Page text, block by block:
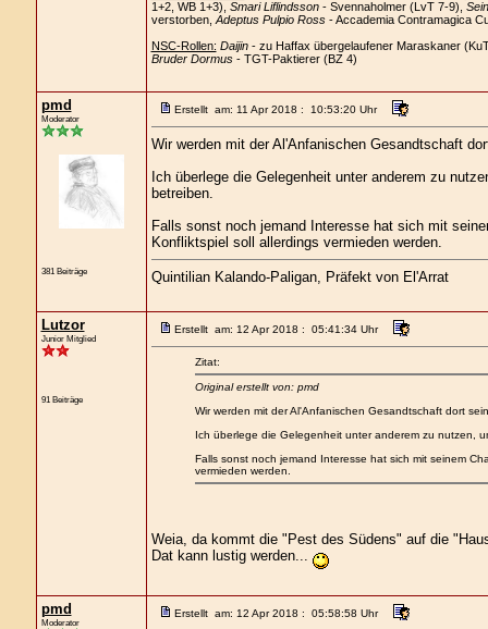
1+2, WB 1+3), Smari Liflindsson- Svennaholmer (LvT 7-9),
verstorben, Adeptus Pulpio Ross- Accademia Contramagica
NSC-Rollen: Daijin- zu Haffax übergelaufener Maraskaner
Bruder Dormus- TGT-Paktierer (BZ 4)
pmd
Moderator
381 Beiträge
Erstellt am: 11 Apr 2018 : 10:53:20 Uhr
Wir werden mit der Al'Anfanischen Gesandtschaft
Ich überlege die Gelegenheit unter anderem zu
betreiben.
Falls sonst noch jemand Interesse hat sich mit
Konfliktspiel soll allerdings vermieden werden.
Quintilian Kalando-Paligan, Präfekt von El'Arrat
Lutzor
Junior Mitglied
91 Beiträge
Erstellt am: 12 Apr 2018 : 05:41:34 Uhr
Zitat:
Original erstellt von: pmd
Wir werden mit der Al'Anfanischen Gesandtschaft dort
Ich überlege die Gelegenheit unter anderem zu nutzen,
Falls sonst noch jemand Interesse hat sich mit seinem
vermieden werden.
Weia, da kommt die "Pest des Südens" auf die
Dat kann lustig werden...
pmd
Moderator
Erstellt am: 12 Apr 2018 : 05:58:58 Uhr